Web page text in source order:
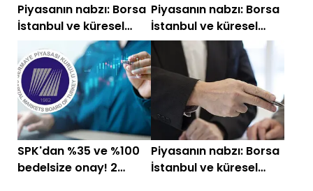
Piyasanın nabzı: Borsa
İstanbul ve küresel
piyasalarda gün
başlarken (29 Haziran)
Piyasanın nabzı: Borsa
İstanbul ve küresel
piyasalarda gün
başlarken (25 Haziran)
SPK'dan %35 ve %100
bedelsize onay! 2
Piyasanın nabzı: Borsa
İstanbul ve küresel